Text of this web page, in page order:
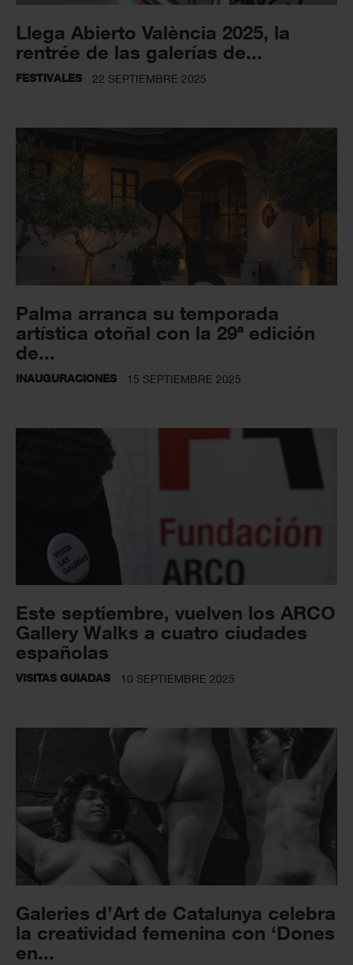
Llega Abierto València 2025, la
rentrée de las galerías de...
FESTIVALES 22 SEPTIEMBRE 2025
Palma arranca su temporada
artística otoñal con la 29ª edición
de...
INAUGURACIONES 15 SEPTIEMBRE 2025
Este septiembre, vuelven los ARCO
Gallery Walks a cuatro ciudades
españolas
VISITAS GUIADAS 10 SEPTIEMBRE 2025
Galeries d’Art de Catalunya celebra
la creatividad femenina con ‘Dones
en...